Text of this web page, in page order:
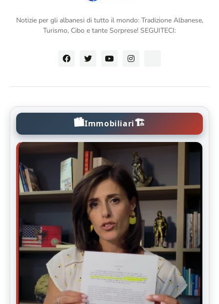
Notizie per gli albanesi di tutto il mondo: Tradizione Albanese,
Turismo, Cibo e tante Sorprese! SEGUITECI:
🏙️Immobiliari🏗️